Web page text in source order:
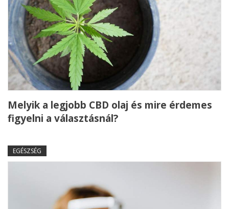
Melyik a legjobb CBD olaj és mire érdemes
figyelni a választásnál?
EGÉSZSÉG